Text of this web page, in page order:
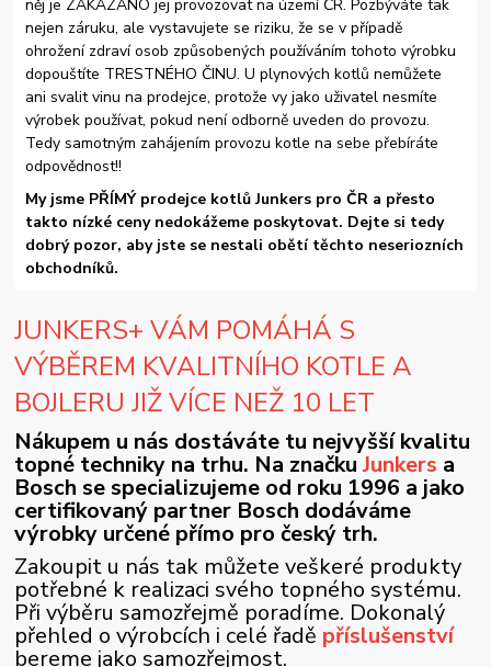
něj je ZAKÁZÁNO jej provozovat na území ČR. Pozbýváte tak
nejen záruku, ale vystavujete se riziku, že se v případě
ohrožení zdraví osob způsobených používáním tohoto výrobku
dopouštíte TRESTNÉHO ČINU. U plynových kotlů nemůžete
ani svalit vinu na prodejce, protože vy jako uživatel nesmíte
výrobek používat, pokud není odborně uveden do provozu.
Tedy samotným zahájením provozu kotle na sebe přebíráte
odpovědnost!!
My jsme PŘÍMÝ prodejce kotlů Junkers pro ČR a přesto
takto nízké ceny nedokážeme poskytovat. Dejte si tedy
dobrý pozor, aby jste se nestali obětí těchto neseriozních
obchodníků.
JUNKERS+ VÁM POMÁHÁ S
VÝBĚREM KVALITNÍHO KOTLE A
BOJLERU JIŽ VÍCE NEŽ 10 LET
Nákupem u nás dostáváte tu nejvyšší kvalitu
topné techniky na trhu. Na značkuJunkers a
Bosch se specializujeme od roku 1996 a jako
certifikovaný partner Bosch dodáváme
výrobky určené přímo pro český trh.
Zakoupit u nás tak můžete veškeré produkty
potřebné k realizaci svého topného systému.
Při výběru samozřejmě poradíme. Dokonalý
přehled o výrobcích i celé řadě příslušenství
bereme jako samozřejmost.